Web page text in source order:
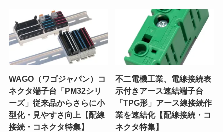
WAGO（ワゴジャパン）コ
ネクタ端子台「PM32シリ
ーズ」従来品からさらに小
型化・見やすさ向上【配線
接続・コネクタ特集】
不二電機工業、電線接続表
示付きアース速結端子台
「TPG形」アース線接続作
業を速結化【配線接続・コ
ネクタ特集】